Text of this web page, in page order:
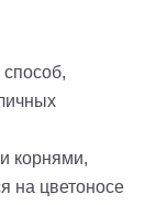
корнями,
на цветоносе